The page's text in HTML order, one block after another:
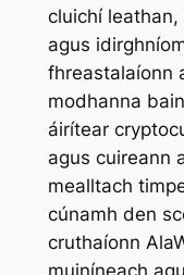
cluichí
agus
fhreastalaíonn
modhanna
áirítear
agus cuireann
mealltach
cúnamh den
cruthaíonn
muiníneach